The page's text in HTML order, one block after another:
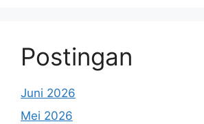
Postingan
Juni 2026
Mei 2026